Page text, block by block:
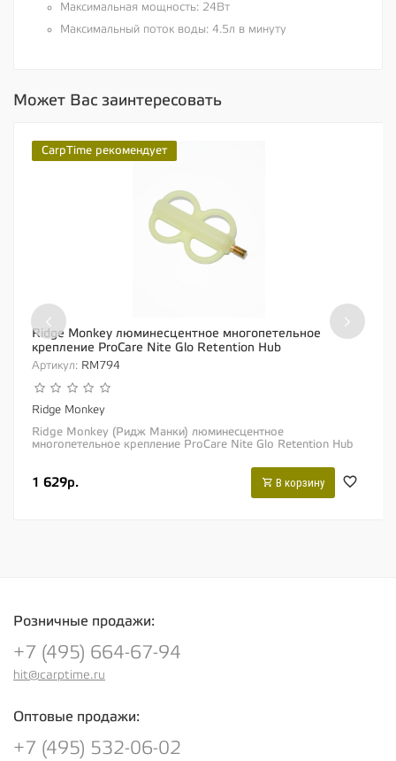
Максимальная мощность: 24Вт
Максимальный поток воды: 4.5л в минуту
Может Вас заинтересовать
CarpTime рекомендует
Ridge Monkey люминесцентное многопетельное
крепление ProCare Nite Glo Retention Hub
Артикул: RM794
Ridge Monkey
Ridge Monkey (Ридж Манки) люминесцентное
многопетельное крепление ProCare Nite Glo Retention Hub
1 629р. В корзину
‹ ›
Розничные продажи:
+7 (495) 664-67-94
hit@carptime.ru
Оптовые продажи:
+7 (495) 532-06-02